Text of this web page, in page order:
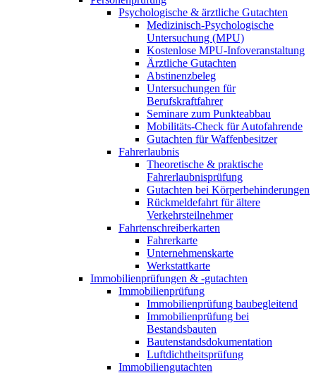
Psychologische & ärztliche Gutachten
Medizinisch-Psychologische
Untersuchung (MPU)
Kostenlose MPU-Infoveranstaltung
Ärztliche Gutachten
Abstinenzbeleg
Untersuchungen für
Berufskraftfahrer
Seminare zum Punkteabbau
Mobilitäts-Check für Autofahrende
Gutachten für Waffenbesitzer
Fahrerlaubnis
Theoretische & praktische
Fahrerlaubnisprüfung
Gutachten bei Körperbehinderungen
Rückmeldefahrt für ältere
Verkehrsteilnehmer
Fahrtenschreiberkarten
Fahrerkarte
Unternehmenskarte
Werkstattkarte
Immobilienprüfungen & -gutachten
Immobilienprüfung
Immobilienprüfung baubegleitend
Immobilienprüfung bei
Bestandsbauten
Bautenstandsdokumentation
Luftdichtheitsprüfung
Immobiliengutachten